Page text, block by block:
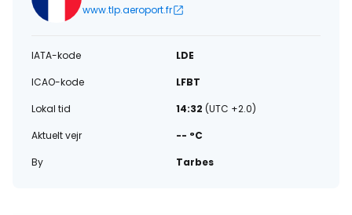
www.tlp.aeroport.fr
IATA-kode
LDE
ICAO-kode
LFBT
Lokal tid
14:32 (UTC +2.0)
Aktuelt vejr
-- °C
By
Tarbes